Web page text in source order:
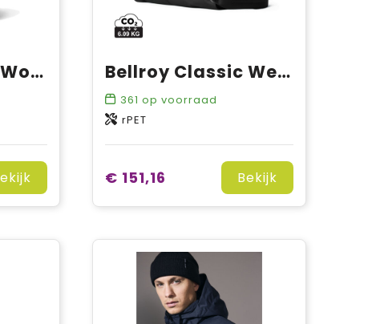
Bellroy Transit Workpack 20L Bellroy Classic Weekender 45L
361 op voorraad
rPET
€ 151,16 Bekijk